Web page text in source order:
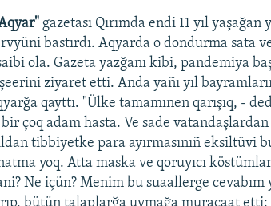
gazetası Qırımda endi 11 yıl
bastırdı. Aqyarda o dondurma sata
ola. Gazeta yazğanı kibi, pandemiya
ziyaret etti. Anda yañı yıl
qayttı. "Ülke tamamınen qarışıq, -
çoq adam hasta. Ve sade
tibbiyetke para ayırmasınıñ eksiltüvi
yoq. Atta maska ve qoruyıcı
Ne içün? Menim bu suaallerge cevabım